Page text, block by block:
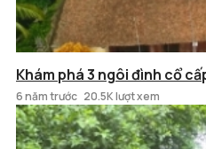
Khám phá 3 ngôi đình cổ
6 năm trước 20.5K lượt xem